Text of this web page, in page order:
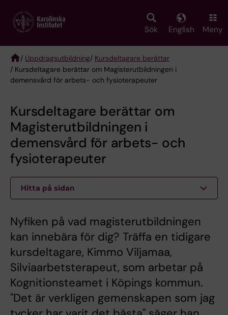
main
Sök English Meny
Breadcrumb
/ Uppdragsutbildning/ Kursdeltagare berättar
/ Kursdeltagare berättar om Magisterutbildningen i
demensvård för arbets- och fysioterapeuter
Kursdeltagare berättar om
Magisterutbildningen i
demensvård för arbets- och
fysioterapeuter
Hitta på sidan
Nyfiken på vad magisterutbildningen
kan innebära för dig? Träffa en tidigare
kursdeltagare, Kimmo Viljamaa,
Silviaarbetsterapeut, som arbetar på
Kognitionsteamet i Köpings kommun.
"Det är verkligen gemenskapen som jag